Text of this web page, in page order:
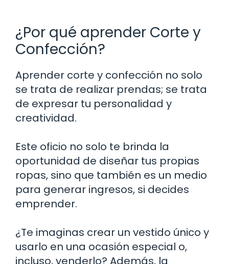
¿Por qué aprender Corte y
Confección?
Aprender corte y confección no solo
se trata de realizar prendas; se trata
de expresar tu personalidad y
creatividad.
Este oficio no solo te brinda la
oportunidad de diseñar tus propias
ropas, sino que también es un medio
para generar ingresos, si decides
emprender.
¿Te imaginas crear un vestido único y
usarlo en una ocasión especial o,
incluso, venderlo? Además, la